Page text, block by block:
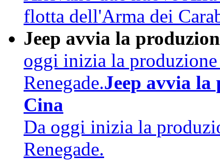
flotta dell'Arma dei
Jeep avvia la
oggi inizia la
Renegade.Jeep avvia la
Cina
Da oggi inizia la
Renegade.